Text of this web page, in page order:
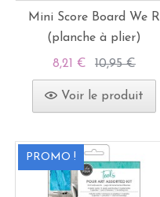
Mini Score Board We R
(planche à plier)
8,21 € 10,95 €
Voir le produit
PROMO !